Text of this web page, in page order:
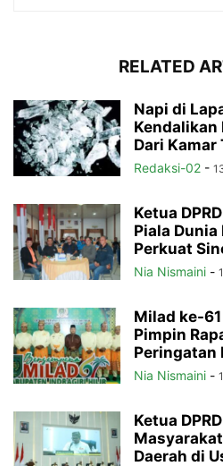
RELATED
Napi di
Kendalikan
Dari Kamar
Redaksi-02 -
Ketua
Piala Dunia
Perkuat
Nia Nismaini -
Milad ke-61
Pimpin
Peringatan
Nia Nismaini -
Ketua
Daerah di